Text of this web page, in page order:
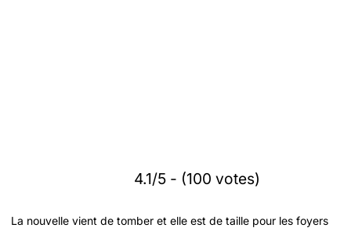
4.1/5 - (100 votes)
La nouvelle vient de tomber et elle est de taille pour les foyers